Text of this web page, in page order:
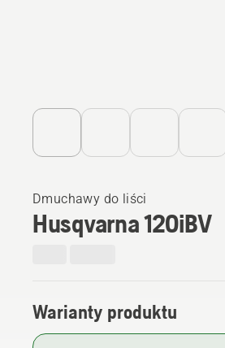
Dmuchawy do liści
Husqvarna 120iBV
Warianty produktu